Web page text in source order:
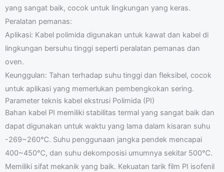
yang sangat baik, cocok untuk lingkungan yang keras.
Peralatan pemanas:
Aplikasi: Kabel polimida digunakan untuk kawat dan kabel di
lingkungan bersuhu tinggi seperti peralatan pemanas dan
oven.
Keunggulan: Tahan terhadap suhu tinggi dan fleksibel, cocok
untuk aplikasi yang memerlukan pembengkokan sering.
Parameter teknis kabel ekstrusi Polimida (PI)
Bahan kabel PI memiliki stabilitas termal yang sangat baik dan
dapat digunakan untuk waktu yang lama dalam kisaran suhu
-269~260℃. Suhu penggunaan jangka pendek mencapai
400~450℃, dan suhu dekomposisi umumnya sekitar 500℃.
Memiliki sifat mekanik yang baik. Kekuatan tarik film PI isofenil